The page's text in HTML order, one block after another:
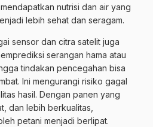
nutrisi dan air yang
lebih sehat dan seragam.
sensor dan citra satelit juga
serangan hama atau
tindakan pencegahan bisa
Ini mengurangi risiko gagal
hasil. Dengan panen yang
dan lebih berkualitas,
petani menjadi berlipat.